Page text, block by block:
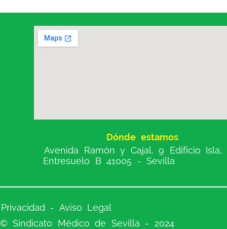
Dónde estamos
Avenida Ramón y Cajal, 9 Edificio Isla,
Entresuelo B 41005 - Sevilla
Privacidad - Aviso Legal
© Sindicato Médico de Sevilla - 2024